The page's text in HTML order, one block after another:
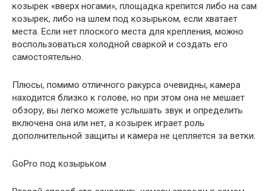
козырек «вверх ногами», площадка крепится либо на сам
козырек, либо на шлем под козырьком, если хватает
места. Если нет плоского места для крепления, можно
воспользоваться холодной сваркой и создать его
самостоятельно.
Плюсы, помимо отличного ракурса очевидны, камера
находится близко к голове, но при этом она не мешает
обзору, вы легко можете услышать звук и определить
включена она или нет, а козырек играет роль
дополнительной защиты и камера не цепляется за ветки.
GoPro под козырьком